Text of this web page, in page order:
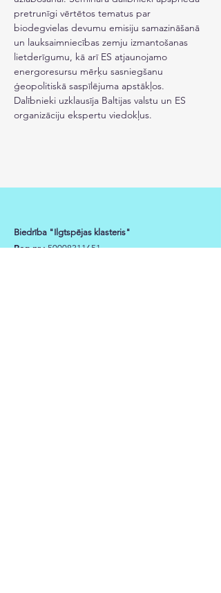
pretrunīgi vērtētos tematus par
biodegvielas devumu emisiju samazināšanā
un lauksaimniecības zemju izmantošanas
lietderīgumu, kā arī ES atjaunojamo
energoresursu mērķu sasniegšanu
ģeopolitiskā saspīlējuma apstākļos.
Dalībnieki uzklausīja Baltijas valstu un ES
organizāciju ekspertu viedokļus.
Biedrība "Ilgtspējas klasteris"
Reg.nr.: 50008311651